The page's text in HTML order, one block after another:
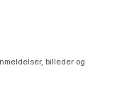
billeder og